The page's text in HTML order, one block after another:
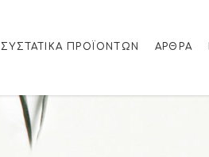
ΣΥΣΤΑΤΙΚΆ ΠΡΟΪΌΝΤΩΝ ΆΡΘΡΑ